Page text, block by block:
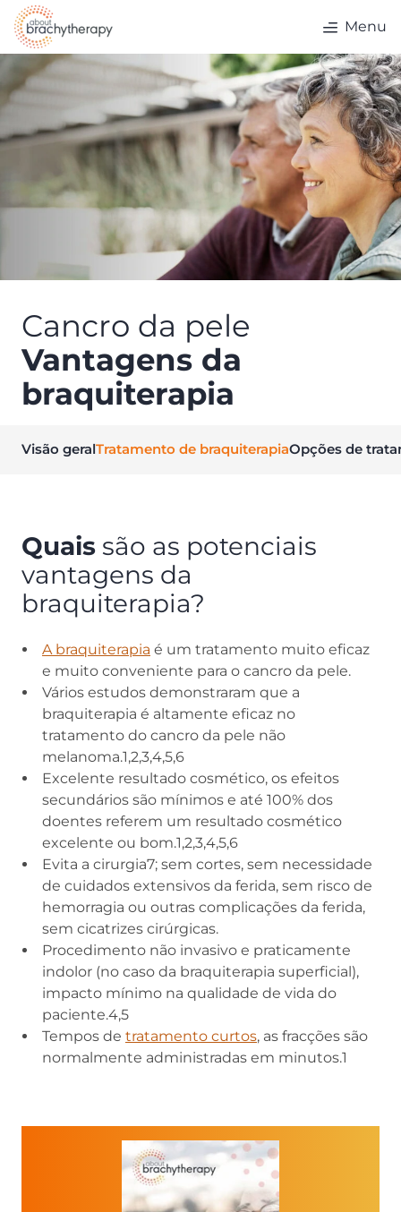
Skip to content
Menu
Cancro da pele
Vantagens da
braquiterapia
Visão geralTratamento de braquiterapiaOpções de
Quais são as potenciais
vantagens da
braquiterapia?
A braquiterapia é um tratamento muito eficaz
e muito conveniente para o cancro da pele.
Vários estudos demonstraram que a
braquiterapia é altamente eficaz no
tratamento do cancro da pele não
melanoma.1,2,3,4,5,6
Excelente resultado cosmético, os efeitos
secundários são mínimos e até 100% dos
doentes referem um resultado cosmético
excelente ou bom.1,2,3,4,5,6
Evita a cirurgia7; sem cortes, sem necessidade
de cuidados extensivos da ferida, sem risco de
hemorragia ou outras complicações da ferida,
sem cicatrizes cirúrgicas.
Procedimento não invasivo e praticamente
indolor (no caso da braquiterapia superficial),
impacto mínimo na qualidade de vida do
paciente.4,5
Tempos de tratamento curtos, as fracções são
normalmente administradas em minutos.1